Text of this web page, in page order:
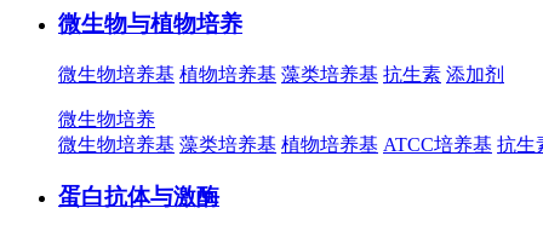
微生物与植物培养
微生物培养基 植物培养基 藻类培养基 抗生素 添加剂
微生物培养
微生物培养基 藻类培养基 植物培养基 ATCC培养基 抗生
蛋白抗体与激酶